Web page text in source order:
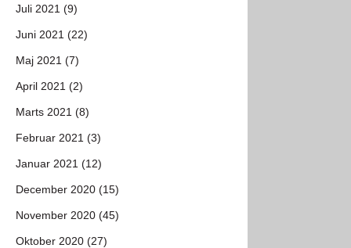
Juli 2021 (9)
Juni 2021 (22)
Maj 2021 (7)
April 2021 (2)
Marts 2021 (8)
Februar 2021 (3)
Januar 2021 (12)
December 2020 (15)
November 2020 (45)
Oktober 2020 (27)